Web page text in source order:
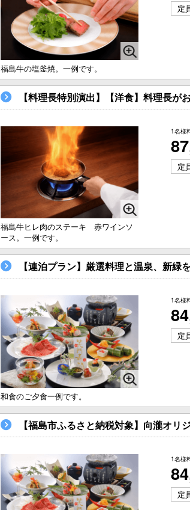
福島牛の塩釜焼。一例です。
定
【料理長特別演出】【洋食】料理長
福島牛ヒレ肉のステーキ 赤ワインソ
ース。一例です。
1名様
定
【連泊プラン】厳選料理と温泉、新
和食のご夕食一例です。
1名様
定
【福島市ふるさと納税対象】向瀧オリ
1名様
定